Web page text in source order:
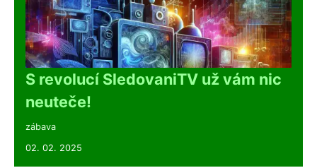
S revolucí SledovaniTV už vám nic
neuteče!
zábava
02. 02. 2025